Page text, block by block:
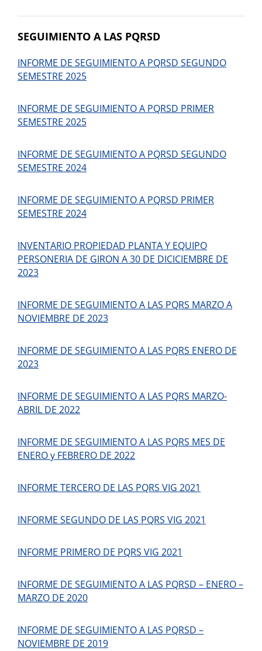
SEGUIMIENTO A LAS PQRSD
INFORME DE SEGUIMIENTO A PQRSD SEGUNDO
SEMESTRE 2025
INFORME DE SEGUIMIENTO A PQRSD PRIMER
SEMESTRE 2025
INFORME DE SEGUIMIENTO A PQRSD SEGUNDO
SEMESTRE 2024
INFORME DE SEGUIMIENTO A PQRSD PRIMER
SEMESTRE 2024
INVENTARIO PROPIEDAD PLANTA Y EQUIPO
PERSONERIA DE GIRON A 30 DE DICICIEMBRE DE
2023
INFORME DE SEGUIMIENTO A LAS PQRS MARZO A
NOVIEMBRE DE 2023
INFORME DE SEGUIMIENTO A LAS PQRS ENERO DE
2023
INFORME DE SEGUIMIENTO A LAS PQRS MARZO-
ABRIL DE 2022
INFORME DE SEGUIMIENTO A LAS PQRS MES DE
ENERO y FEBRERO DE 2022
INFORME TERCERO DE LAS PQRS VIG 2021
INFORME SEGUNDO DE LAS PQRS VIG 2021
INFORME PRIMERO DE PQRS VIG 2021
INFORME DE SEGUIMIENTO A LAS PQRSD – ENERO –
MARZO DE 2020
INFORME DE SEGUIMIENTO A LAS PQRSD –
NOVIEMBRE DE 2019